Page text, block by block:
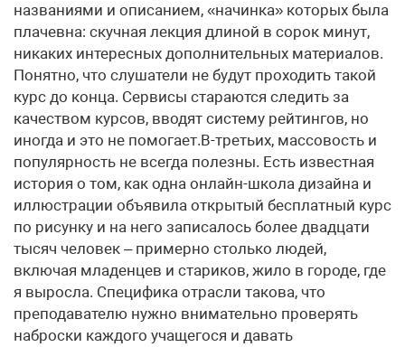
названиями и описанием, «начинка» которых была
плачевна: скучная лекция длиной в сорок минут,
никаких интересных дополнительных материалов.
Понятно, что слушатели не будут проходить такой
курс до конца. Сервисы стараются следить за
качеством курсов, вводят систему рейтингов, но
иногда и это не помогает.В-третьих, массовость и
популярность не всегда полезны. Есть известная
история о том, как одна онлайн-школа дизайна и
иллюстрации объявила открытый бесплатный курс
по рисунку и на него записалось более двадцати
тысяч человек – примерно столько людей,
включая младенцев и стариков, жило в городе, где
я выросла. Специфика отрасли такова, что
преподавателю нужно внимательно проверять
наброски каждого учащегося и давать